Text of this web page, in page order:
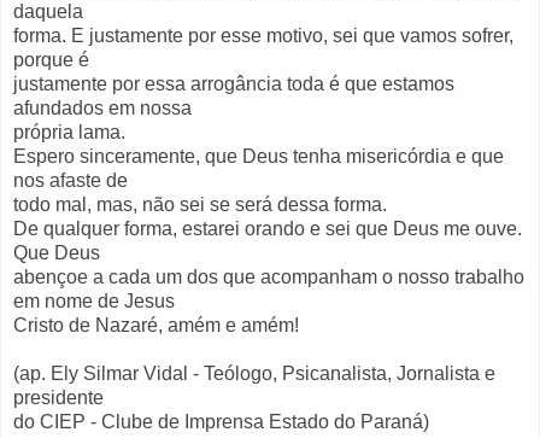
daquela
forma. E justamente por esse motivo, sei que vamos sofrer,
porque é
justamente por essa arrogância toda é que estamos
afundados em nossa
própria lama.
Espero sinceramente, que Deus tenha misericórdia e que
nos afaste de
todo mal, mas, não sei se será dessa forma.
De qualquer forma, estarei orando e sei que Deus me ouve.
Que Deus
abençoe a cada um dos que acompanham o nosso trabalho
em nome de Jesus
Cristo de Nazaré, amém e amém!
(ap. Ely Silmar Vidal - Teólogo, Psicanalista, Jornalista e
presidente
do CIEP - Clube de Imprensa Estado do Paraná)